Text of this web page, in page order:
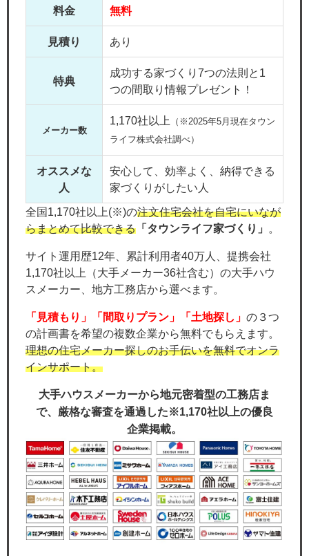
料金 無料
見積り あり
特典
成功する家づくり7つの法則と1
つの間取り情報プレゼント！
メーカー数
1,170社以上
（※2025年5月現在タウン
ライフ株式会社調べ）
オススメな
人
安心して、効率よく、納得できる
家づくりがしたい人
全国1,170社以上(※)の注文住宅会社を自宅にいなが
らまとめて比較できる 「タウンライフ家づくり」
サイト運用歴12年、累計利用者40万人、提携会社
1,170社以上（大手メーカー36社含む）の大手ハウ
スメーカー、地方工務店から選べます。
「見積もり」「間取りプラン」「土地探し」 の３つ
の計画書を希望の複数企業から無料でもらえます。
理想の住宅メーカー探しのお手伝いを無料でオンラ
インサポート。
大手ハウスメーカーから地元密着型の工務店ま
で、厳格な審査を通過した※1,170社以上の優良
企業掲載。